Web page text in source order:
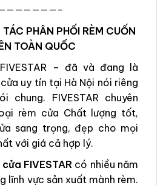
PHÂN PHỐI RÈM CUỐN
TOÀN QUỐC
– đã và đang là
uy tín tại Hà Nội nói riêng
chung. FIVESTAR chuyên
rèm cửa Chất lượng tốt,
sang trọng, đẹp cho mọi
với giá cả hợp lý.
FIVESTARcó nhiều năm
lĩnh vực sản xuất mành rèm.